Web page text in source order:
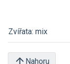
Zvířata: mix
Nahoru